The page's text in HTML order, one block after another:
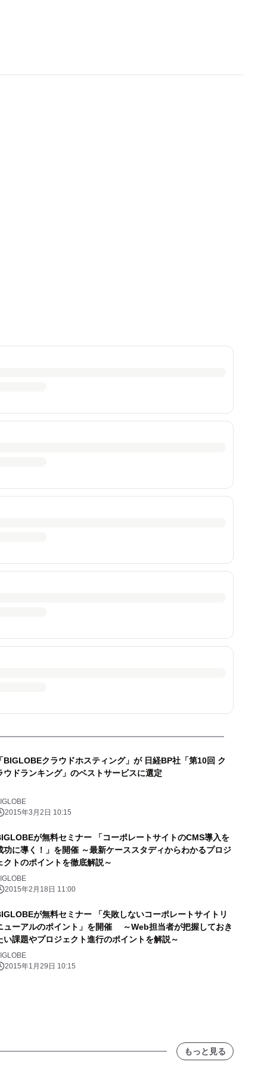
「BIGLOBEクラウドホスティング」が 日経BP社「第10回 ク
ウドランキング」のベストサービスに選定
2015年3月2日 10:15
が無料セミナー 「コーポレートサイトのCMS導入を
功に導く！」を開催 ～最新ケーススタディからわかるプロジ
クトのポイントを徹底解説～
2015年2月18日 11:00
が無料セミナー 「失敗しないコーポレートサイトリ
ューアルのポイント」を開催 ～Web担当者が把握しておき
い課題やプロジェクト進行のポイントを解説～
2015年1月29日 10:15
もっと見る